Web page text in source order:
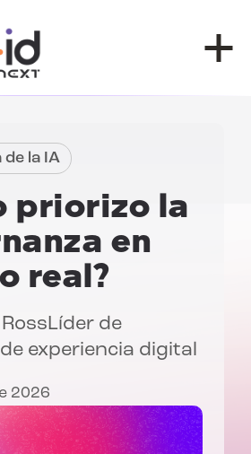
de la IA
priorizo la
en
real?
Líder de
experiencia digital
2026